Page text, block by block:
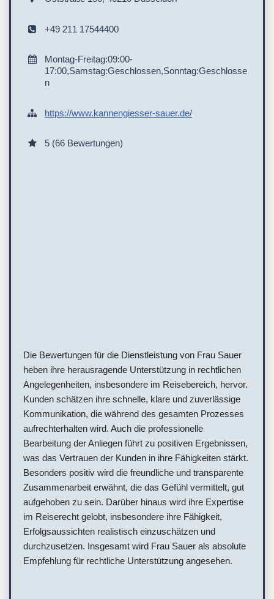
+49 211 17544400
Montag-Freitag:09:00-
17:00,Samstag:Geschlossen,Sonntag:Geschlosse
n
https://www.kannengiesser-sauer.de/
5 (66 Bewertungen)
Die Bewertungen für die Dienstleistung von Frau Sauer
heben ihre herausragende Unterstützung in rechtlichen
Angelegenheiten, insbesondere im Reisebereich, hervor.
Kunden schätzen ihre schnelle, klare und zuverlässige
Kommunikation, die während des gesamten Prozesses
aufrechterhalten wird. Auch die professionelle
Bearbeitung der Anliegen führt zu positiven Ergebnissen,
was das Vertrauen der Kunden in ihre Fähigkeiten stärkt.
Besonders positiv wird die freundliche und transparente
Zusammenarbeit erwähnt, die das Gefühl vermittelt, gut
aufgehoben zu sein. Darüber hinaus wird ihre Expertise
im Reiserecht gelobt, insbesondere ihre Fähigkeit,
Erfolgsaussichten realistisch einzuschätzen und
durchzusetzen. Insgesamt wird Frau Sauer als absolute
Empfehlung für rechtliche Unterstützung angesehen.